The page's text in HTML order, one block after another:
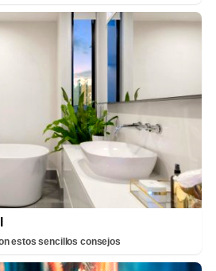
estos sencillos consejos